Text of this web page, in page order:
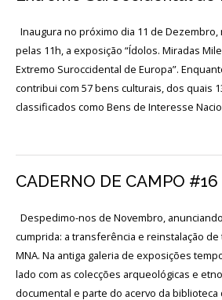
Público
e
voluntariado
Início
MNA
ESCUTA
EXTERNA
Inaugura no próximo dia 11 de
pelas 11h, a exposição “Ídolos. Miradas
Extremo Suroccidental de Europa”.
contribui com 57 bens culturais, dos quais
classificados como Bens de Interesse
CADERNO DE CAMPO #16
Despedimo-nos de Novembro,
cumprida: a transferência e reinstalação
MNA. Na antiga galeria de exposições
lado com as colecções arqueológicas e
documental e parte do acervo da